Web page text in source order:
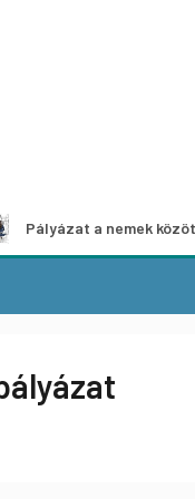
a nemek közötti